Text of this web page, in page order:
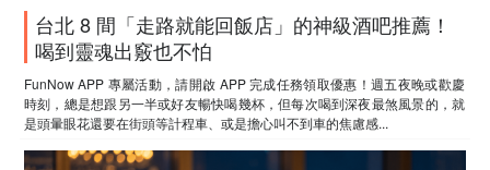
台北 8 間「走路就能回飯店」的神級酒吧推薦！
喝到靈魂出竅也不怕
FunNow APP 專屬活動，請開啟 APP 完成任務領取優惠！週五夜晚或歡慶
時刻，總是想跟另一半或好友暢快喝幾杯，但每次喝到深夜最煞風景的，就
是頭暈眼花還要在街頭等計程車、或是擔心叫不到車的焦慮感...